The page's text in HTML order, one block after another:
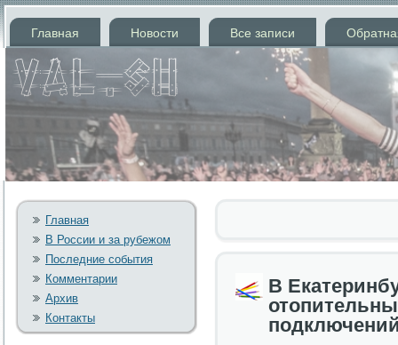
Главная Новости Все записи
Главная
В России и за рубежом
Последние события
Комментарии
Архив
Контакты
В